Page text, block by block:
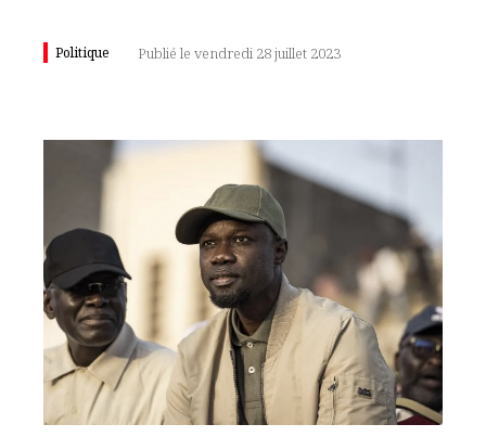
Politique Publié le vendredi 28 juillet 2023